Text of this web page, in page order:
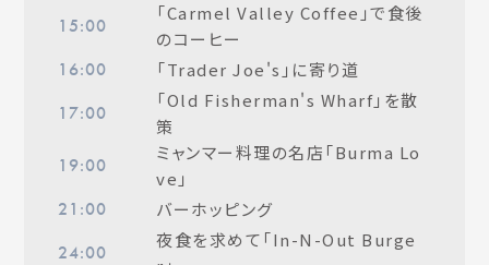
15:00
「Carmel Valley Coffee」で食後
のコーヒー
16:00 「Trader Joe's」に寄り道
17:00
「Old Fisherman's Wharf」を散
策
19:00
ミャンマー料理の名店「Burma Lo
ve」
21:00 バーホッピング
24:00
夜食を求めて「In-N-Out Burge